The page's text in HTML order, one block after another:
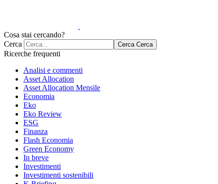
Cosa stai cercando?
Cerca
Cerca Cerca
Ricerche frequenti
Analisi e commenti
Asset Allocation
Asset Allocation Mensile
Economia
Eko
Eko Review
ESG
Finanza
Flash Economia
Green Economy
In breve
Investimenti
Investimenti sostenibili